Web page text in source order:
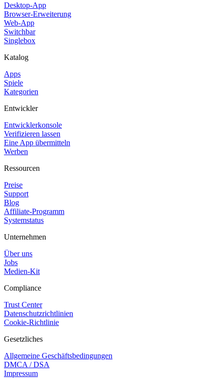
Desktop-App
Browser-Erweiterung
Web-App
Switchbar
Singlebox
Katalog
Apps
Spiele
Kategorien
Entwickler
Entwicklerkonsole
Verifizieren lassen
Eine App übermitteln
Werben
Ressourcen
Preise
Support
Blog
Affiliate-Programm
Systemstatus
Unternehmen
Über uns
Jobs
Medien-Kit
Compliance
Trust Center
Datenschutzrichtlinien
Cookie-Richtlinie
Gesetzliches
Allgemeine Geschäftsbedingungen
DMCA / DSA
Impressum